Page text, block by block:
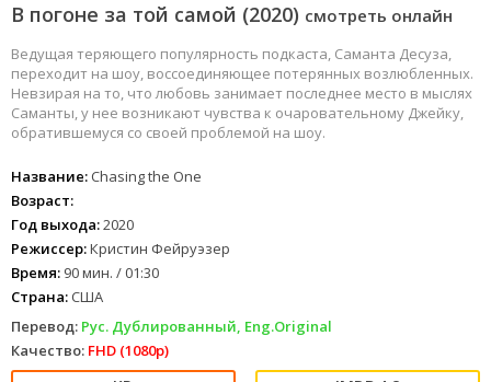
В погоне за той самой (2020) смотреть онлайн
Ведущая теряющего популярность подкаста, Саманта Десуза,
переходит на шоу, воссоединяющее потерянных возлюбленных.
Невзирая на то, что любовь занимает последнее место в мыслях
Саманты, у нее возникают чувства к очаровательному Джейку,
обратившемуся со своей проблемой на шоу.
Название: Chasing the One
Возраст:
Год выхода:2020
Режиссер:Кристин Фейруэзер
Время: 90 мин. / 01:30
Страна: США
Перевод: Рус. Дублированный, Eng.Original
Качество: FHD (1080p)